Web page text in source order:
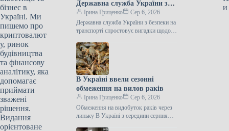
бізнес в
Україні. Ми
пишемо про
криптовалют
у, ринок
будівництва
та фінансову
аналітику, яка
допомагає
приймати
зважені
рішення.
Видання
орієнтоване
Державна служба України з
безпеки на транспорті
виступила з важливим
повідомленням
Ірина Гриценко
Сер 6, 2026
Державна служба України з безпеки на
транспорті спростовує вигадки щодо
з безпеки на транспорті заявила, що…
В Україні ввели сезонні
обмеження на вилов раків
Ірина Гриценко
Сер 6, 2026
Обмеження на видобуток раків через
линьку В Україні з середини серпня
и